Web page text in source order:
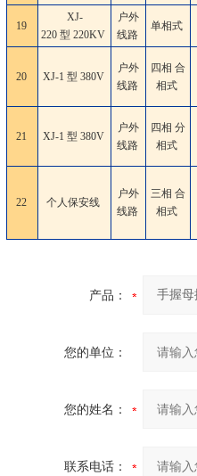
19
XJ-
220 型 220KV
户外
线路
单相式
20 XJ-1 型 380V
户外
线路
四相 合
相式
21 XJ-1 型 380V
户外
线路
四相 分
相式
22 个人保安线
户外
线路
三相 合
相式
产品：
您的单位：
您的姓名：
联系电话：